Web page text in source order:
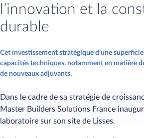
l’innovation et la
durable
Cet investissement stratégique d’une
capacités techniques, notamment en matière
de nouveaux adjuvants.
Dans le cadre de sa stratégie de
Master Builders Solutions France
laboratoire sur son site de Lisses.